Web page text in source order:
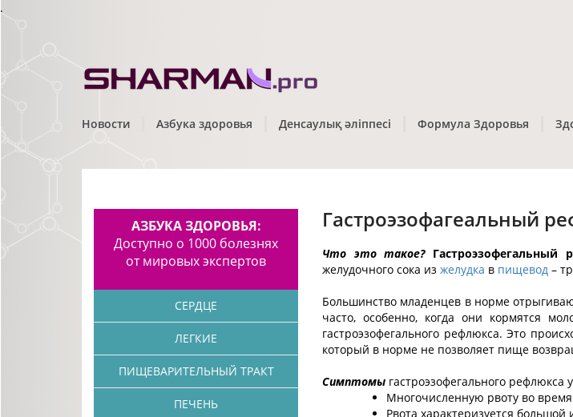
.
Новости Азбука здоровья Денсаулық әліппесі Формула Здоровья
Гастроэзофагеальный
Что это такое? Гастроэзофегальный
желудочного сока из желудка в пищевод –
Большинство младенцев в норме
часто, особенно, когда они кормятся
гастроэзофегального рефлюкса. Это
который в норме не позволяет пище
Симптомы гастроэзофегального
Многочисленную рвоту во
Рвота характеризуется большой
АЗБУКА ЗДОРОВЬЯ:
Доступно о 1000 болезнях
от мировых экспертов
СЕРДЦЕ
ЛЕГКИЕ
ПИЩЕВАРИТЕЛЬНЫЙ ТРАКТ
ПЕЧЕНЬ